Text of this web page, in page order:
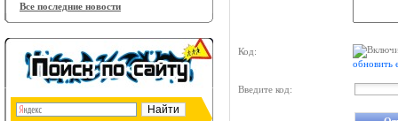
Все последние новости
Код:
обновить
Введите код: